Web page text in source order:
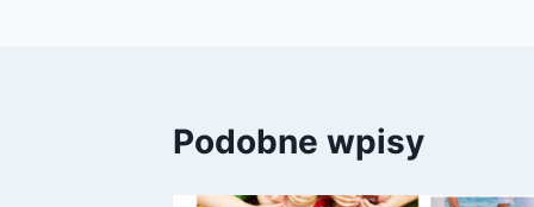
Podobne wpisy